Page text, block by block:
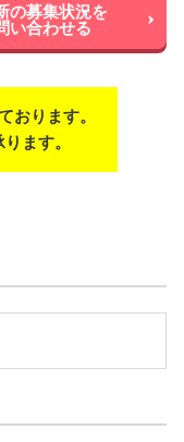
の募集状況を
い合わせる
おります。
ます。